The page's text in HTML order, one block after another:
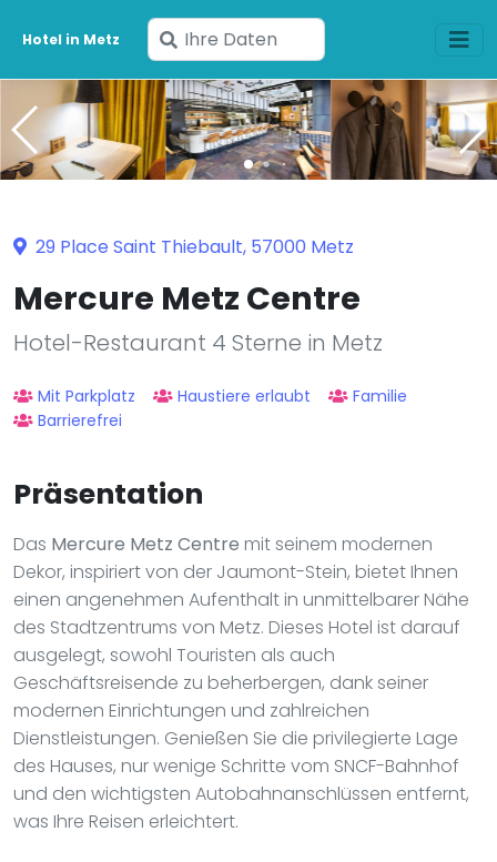
Hotel in Metz
Geben
Sie
Ihre
Daten
ein
29 Place Saint Thiebault, 57000 Metz
Mercure Metz Centre
Hotel-Restaurant 4 Sterne in Metz
Mit Parkplatz Haustiere erlaubt
Familie
Barrierefrei
Präsentation
Das Mercure Metz Centre mit seinem modernen
Dekor, inspiriert von der Jaumont-Stein, bietet Ihnen
einen angenehmen Aufenthalt in unmittelbarer Nähe
des Stadtzentrums von Metz. Dieses Hotel ist darauf
ausgelegt, sowohl Touristen als auch
Geschäftsreisende zu beherbergen, dank seiner
modernen Einrichtungen und zahlreichen
Dienstleistungen. Genießen Sie die privilegierte Lage
des Hauses, nur wenige Schritte vom SNCF-Bahnhof
und den wichtigsten Autobahnanschlüssen entfernt,
was Ihre Reisen erleichtert.